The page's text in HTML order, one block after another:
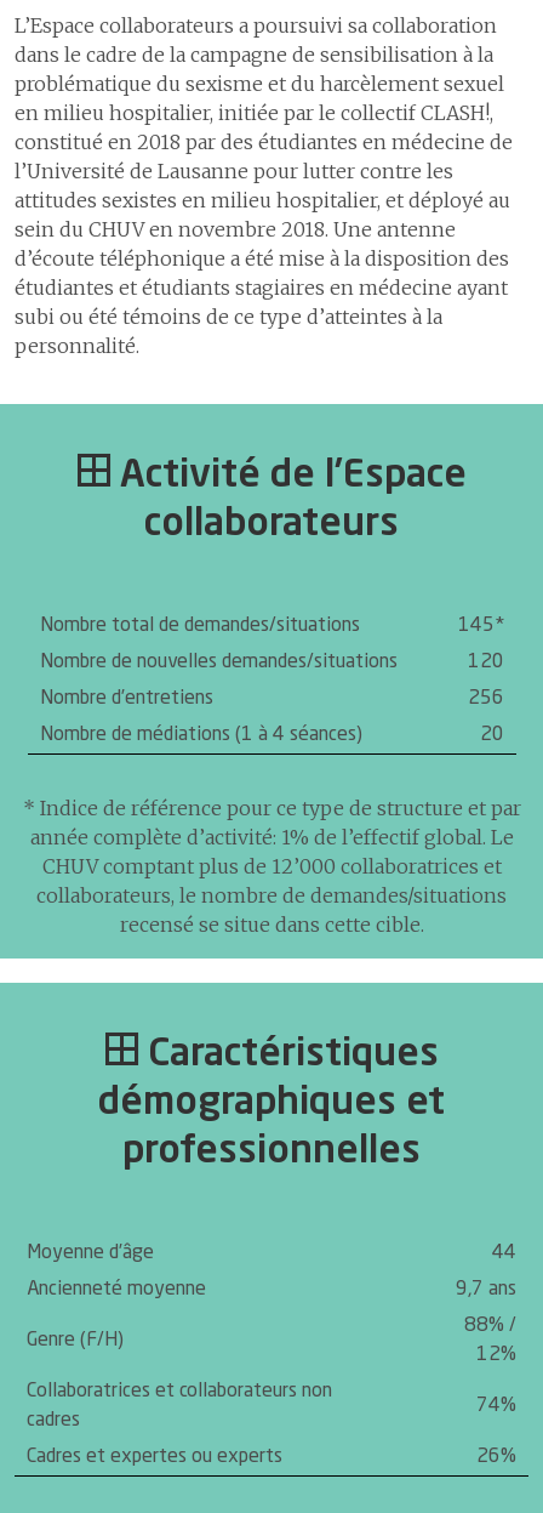
L’Espace collaborateurs a poursuivi sa collaboration
dans le cadre de la campagne de sensibilisation à la
problématique du sexisme et du harcèlement sexuel
en milieu hospitalier, initiée par le collectif CLASH!,
constitué en 2018 par des étudiantes en médecine de
l’Université de Lausanne pour lutter contre les
attitudes sexistes en milieu hospitalier, et déployé au
sein du CHUV en novembre 2018. Une antenne
d’écoute téléphonique a été mise à la disposition des
étudiantes et étudiants stagiaires en médecine ayant
subi ou été témoins de ce type d’atteintes à la
personnalité.
Activité de l’Espace
collaborateurs
Nombre total de demandes/situations
145*
Nombre de nouvelles demandes/situations
120
Nombre d’entretiens
256
Nombre de médiations (1 à 4 séances)
20
* Indice de référence pour ce type de structure et par
année complète d’activité: 1% de l’effectif global. Le
CHUV comptant plus de 12’000 collaboratrices et
collaborateurs, le nombre de demandes/situations
recensé se situe dans cette cible.
Caractéristiques
démographiques et
professionnelles
Moyenne d’âge
44
Ancienneté moyenne
9,7 ans
Genre (F/H)
88% /
12%
Collaboratrices et collaborateurs non
cadres
74%
Cadres et expertes ou experts 26%